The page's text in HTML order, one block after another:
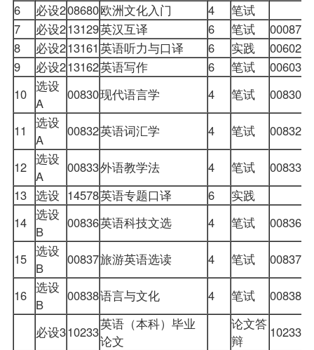
6
必设208680欧洲文化入门 4
笔试
7
必设213129英汉互译 6 笔试 00087
8
必设213161 英语听力与口译 6 实践 00602
9
必设213162英语写作 6 笔试 00603
10 选设
A
00830现代语言学 4 笔试 00830
11
选设
A
00832英语词汇学 4 笔试 00832
12 选设
A
00833外语教学法 4 笔试 00833
13 选设 14578英语专题口译 6
实践
14 选设
B
00836英语科技文选 4 笔试 00836
15 选设
B
00837旅游英语选读 4 笔试 00837
16 选设
B
00838语言与文化 4 笔试 00838
必设310233英语（本科）毕业
论文
论文答
辩
10233